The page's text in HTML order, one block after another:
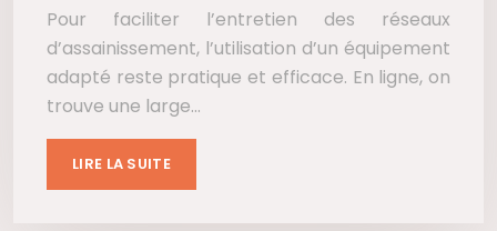
Pour faciliter l’entretien des réseaux
d’assainissement, l’utilisation d’un équipement
adapté reste pratique et efficace. En ligne, on
trouve une large…
LIRE LA SUITE